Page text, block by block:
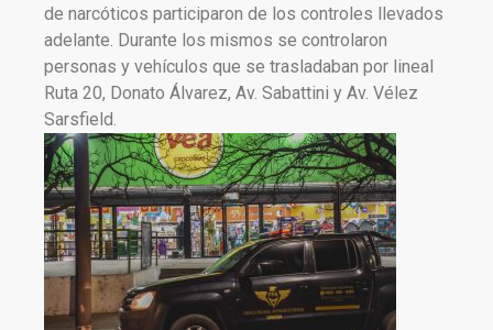
de narcóticos participaron de los controles llevados
adelante. Durante los mismos se controlaron
personas y vehículos que se trasladaban por lineal
Ruta 20, Donato Álvarez, Av. Sabattini y Av. Vélez
Sarsfield.